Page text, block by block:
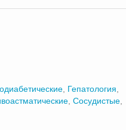
Гепатология
Сосудистые